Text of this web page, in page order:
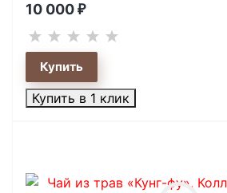
10 000 ₽
Купить в 1 клик